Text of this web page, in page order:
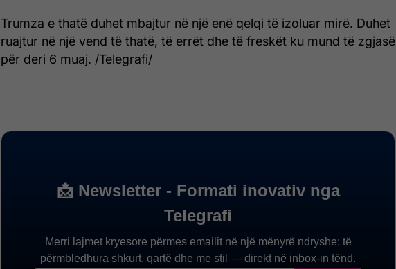
Trumza e thatë duhet mbajtur në një enë qelqi të izoluar mirë. Duhet
ruajtur në një vend të thatë, të errët dhe të freskët ku mund të zgjasë
për deri 6 muaj. /Telegrafi/